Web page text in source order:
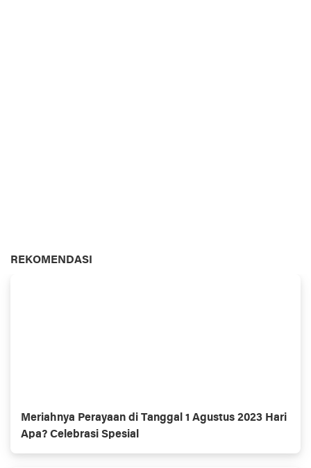
REKOMENDASI
Meriahnya Perayaan di Tanggal 1 Agustus 2023 Hari
Apa? Celebrasi Spesial